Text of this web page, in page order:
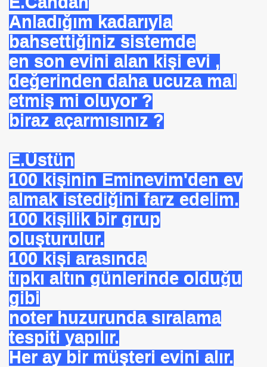
Anladığım kadarıyla
bahsettiğiniz sistemde
en son evini alan kişi evi ,
değerinden daha ucuza mal
etmiş mi oluyor ?
biraz açarmısınız ?
E.Üstün
100 kişinin Eminevim'den ev
almak istediğini farz edelim.
100 kişilik bir grup
oluşturulur.
100 kişi arasında
tıpkı altın günlerinde olduğu
gibi
noter huzurunda sıralama
tespiti yapılır.
Her ay bir müşteri evini alır.
969 HAREKETİ
YAKIT SUNUMU. HALİÇ KONGRE MRK.
SERKAN KORKUT
ALTINDA ERBAKANIN SUÇU NEDEN GÖNDERLDİ